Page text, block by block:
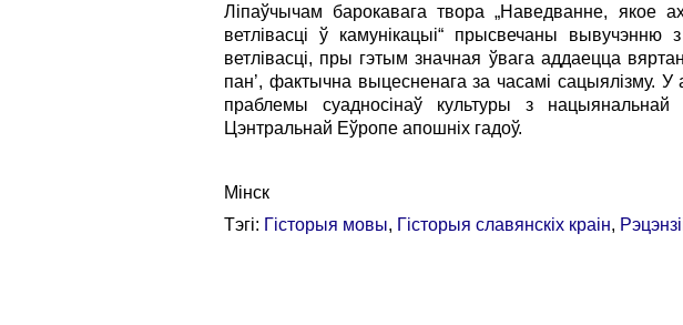
Ліпаўчычам барокавага твора „Наведванне, якое
ветлівасці ў камунікацыі“ прысвечаны вывучэнню
ветлівасці, пры гэтым значная ўвага аддаецца
пан’, фактычна выцесненага за часамі сацыялізму. У
праблемы суадносінаў культуры з нацыянальнай
Цэнтральнай Еўропе апошніх гадоў.
Мінск
Тэгі: Гісторыя мовы, Гісторыя славянскіх краін,